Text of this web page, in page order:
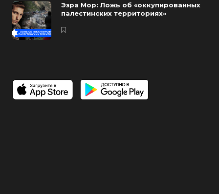
Эзра Мор: Ложь об «оккупированных
палестинских территориях»